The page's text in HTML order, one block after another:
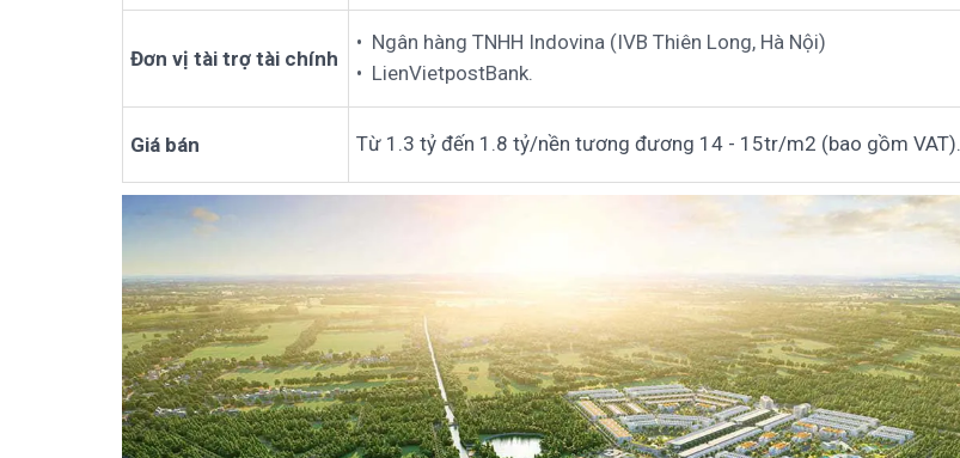
Đơn vị tài trợ tài chính
Ngân hàng TNHH Indovina (IVB Thiên Long, Hà Nội)
LienVietpostBank.
Giá bán Từ 1.3 tỷ đến 1.8 tỷ/nền tương đương 14 - 15tr/m2 (bao gồm VAT).